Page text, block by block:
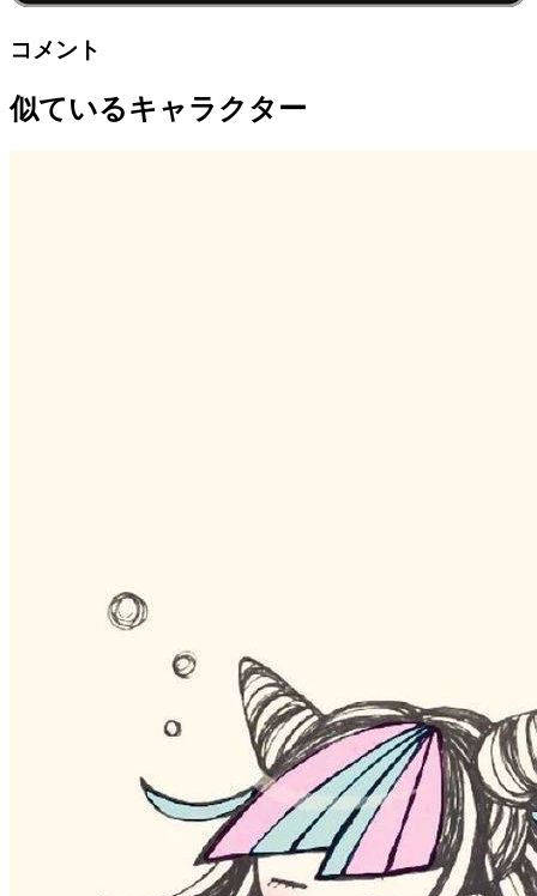
コメント
似ているキャラクター